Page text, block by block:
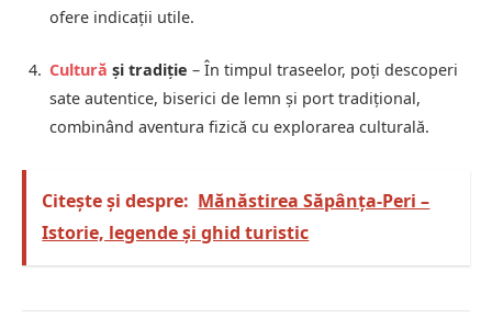
ofere indicații utile.
Cultură și tradiție – În timpul traseelor, poți descoperi
sate autentice, biserici de lemn și port tradițional,
combinând aventura fizică cu explorarea culturală.
Citește și despre: Mănăstirea Săpânța-Peri –
Istorie, legende și ghid turistic